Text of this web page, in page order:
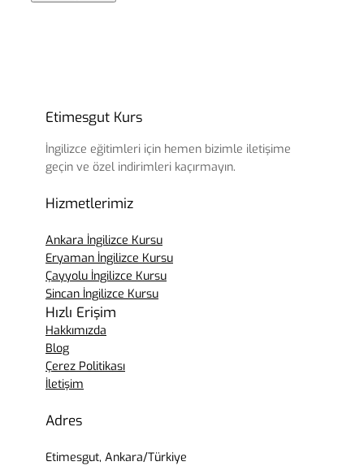
Etimesgut Kurs
İngilizce eğitimleri için hemen bizimle iletişime
geçin ve özel indirimleri kaçırmayın.
Hizmetlerimiz
Ankara İngilizce Kursu
Eryaman İngilizce Kursu
Çayyolu İngilizce Kursu
Sincan İngilizce Kursu
Hızlı Erişim
Hakkımızda
Blog
Çerez Politikası
İletişim
Adres
Etimesgut, Ankara/Türkiye